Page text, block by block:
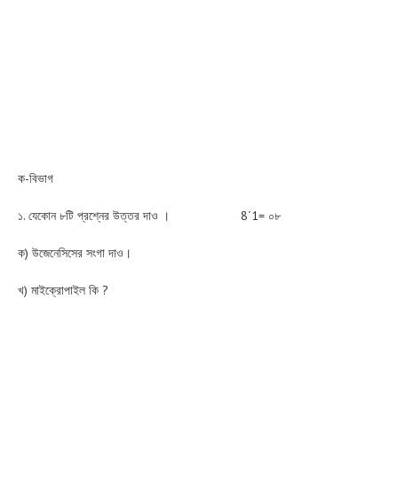
ক-বিভাগ
১. যেকোন ৮টি প্রশ্নের উত্তর দাও । 8´1= ০৮
ক) উজেনেসিসের সংগা দাও।
খ) মাইক্রোপাইল কি ?